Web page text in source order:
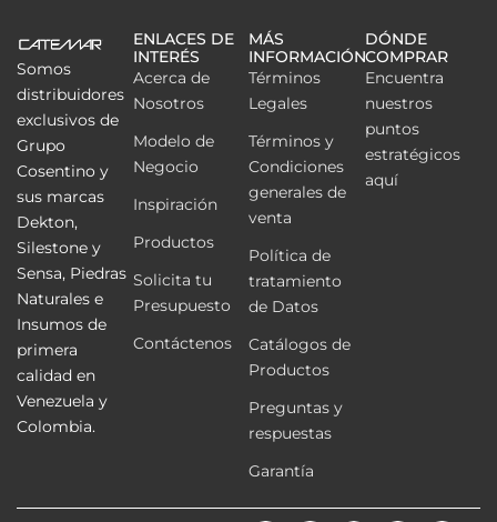
Somos
distribuidores
exclusivos de
Grupo
Cosentino y
sus marcas
Dekton,
Silestone y
Sensa, Piedras
Naturales e
Insumos de
primera
calidad en
Venezuela y
Colombia.
ENLACES DE
INTERÉS
Acerca de
Nosotros
Modelo de
Negocio
Inspiración
Productos
Solicita tu
Presupuesto
Contáctenos
MÁS
INFORMACIÓN
Términos
Legales
Términos y
Condiciones
generales de
venta
Política de
tratamiento
de Datos
Catálogos de
Productos
Preguntas y
respuestas
Garantía
DÓNDE
COMPRAR
Encuentra
nuestros
puntos
estratégicos
aquí